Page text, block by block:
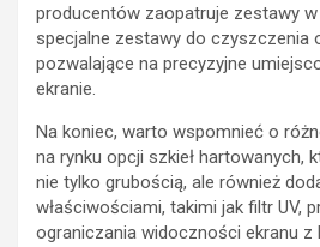
producentów zaopatruje zestawy
specjalne zestawy do czyszczenia
pozwalające na precyzyjne
ekranie.
Na koniec, warto wspomnieć o
na rynku opcji szkieł hartowanych,
nie tylko grubością, ale również
właściwościami, takimi jak filtr UV,
ograniczania widoczności ekranu z